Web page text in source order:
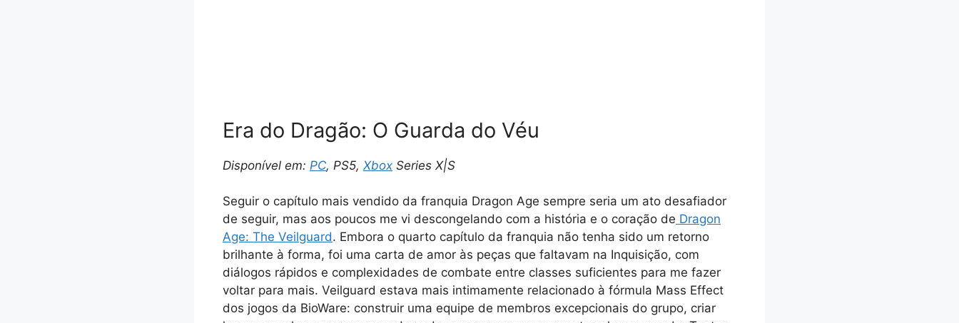
Era do Dragão: O Guarda do Véu
Disponível em: PC, PS5, Xbox Series X|S
Seguir o capítulo mais vendido da franquia Dragon Age sempre seria um ato desafiador
de seguir, mas aos poucos me vi descongelando com a história e o coração de Dragon
Age: The Veilguard. Embora o quarto capítulo da franquia não tenha sido um retorno
brilhante à forma, foi uma carta de amor às peças que faltavam na Inquisição, com
diálogos rápidos e complexidades de combate entre classes suficientes para me fazer
voltar para mais. Veilguard estava mais intimamente relacionado à fórmula Mass Effect
dos jogos da BioWare: construir uma equipe de membros excepcionais do grupo, criar